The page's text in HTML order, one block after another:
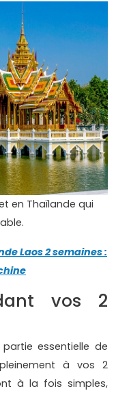
en Thaïlande qui
Laos 2 semaines :
vos 2
essentielle de
à vos 2
à la fois simples,